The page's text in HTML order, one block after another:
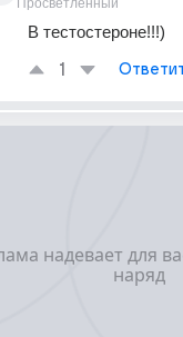
Просветленный
В тестостероне!!!)
1